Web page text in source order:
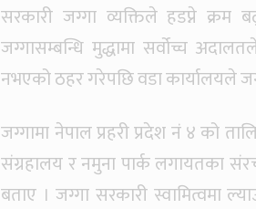
सरकारी जग्गा व्यक्तिले हडप्ने क्रम
जग्गासम्बन्धि मुद्धामा सर्वोच्च
नभएको ठहर गरेपछि वडा कार्यालयले
जग्गामा नेपाल प्रहरी प्रदेश नं ४ को
संग्रहालय र नमुना पार्क लगायतका
बताए । जग्गा सरकारी स्वामित्वमा